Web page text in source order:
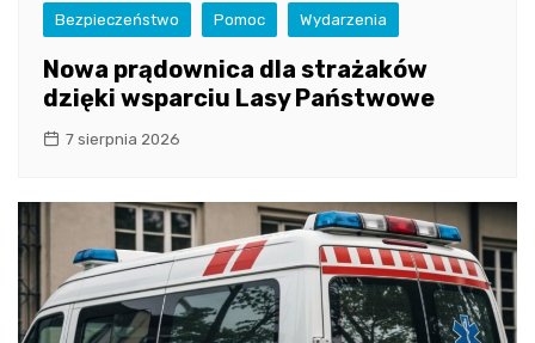
Bezpieczeństwo Pomoc Wydarzenia
Nowa prądownica dla strażaków
dzięki wsparciu Lasy Państwowe
7 sierpnia 2026